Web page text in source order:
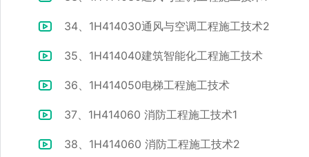
34、1H414030通风与空调工程施工技术2
35、1H414040建筑智能化工程施工技术
36、1H414050电梯工程施工技术
37、1H414060 消防工程施工技术1
38、1H414060 消防工程施工技术2